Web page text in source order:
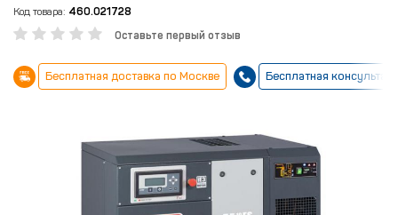
Код товара: 460.021728
Оставьте первый отзыв
Бесплатная доставка по Москве Бесплатная